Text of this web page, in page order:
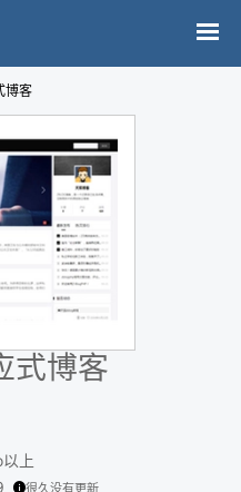
博客
式博客
上
很久没有更新